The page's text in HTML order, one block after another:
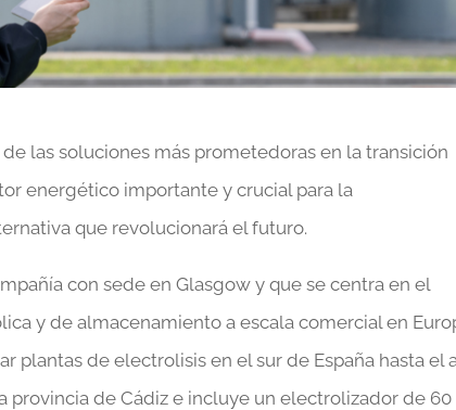
las soluciones más prometedoras en la transición
energético importante y crucial para la
que revolucionará el futuro.
con sede en Glasgow y que se centra en el
y de almacenamiento a escala comercial en
plantas de electrolisis en el sur de España hasta el
provincia de Cádiz e incluye un electrolizador de 60